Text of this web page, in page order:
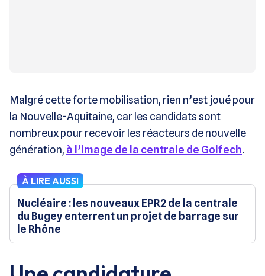
Malgré cette forte mobilisation, rien n’est joué pour
la Nouvelle-Aquitaine, car les candidats sont
nombreux pour recevoir les réacteurs de nouvelle
génération, à l’image de la centrale de Golfech.
À LIRE AUSSI
Nucléaire : les nouveaux EPR2 de la centrale
du Bugey enterrent un projet de barrage sur
le Rhône